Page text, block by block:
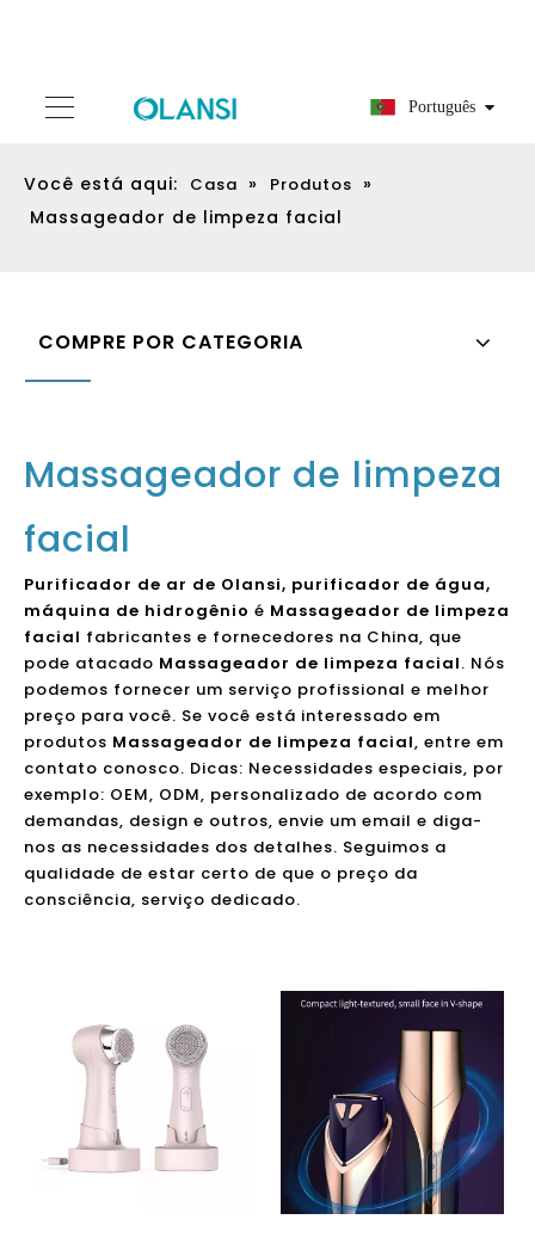
Português
Você está aqui: Casa » Produtos »
Massageador de limpeza facial
COMPRE POR CATEGORIA
Massageador de limpeza
facial
Purificador de ar de Olansi, purificador de água,
máquina de hidrogênio é Massageador de limpeza
facial fabricantes e fornecedores na China, que
pode atacado Massageador de limpeza facial. Nós
podemos fornecer um serviço profissional e melhor
preço para você. Se você está interessado em
produtos Massageador de limpeza facial, entre em
contato conosco. Dicas: Necessidades especiais, por
exemplo: OEM, ODM, personalizado de acordo com
demandas, design e outros, envie um email e diga-
nos as necessidades dos detalhes. Seguimos a
qualidade de estar certo de que o preço da
consciência, serviço dedicado.